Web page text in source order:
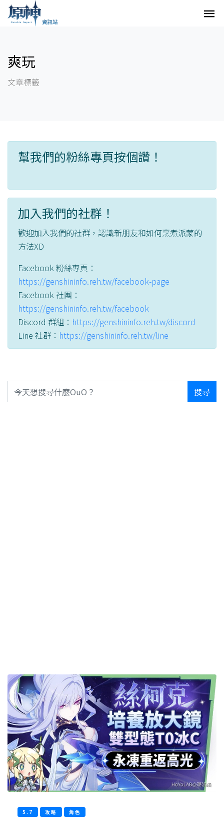
爽玩
文章標籤
幫我們的粉絲專頁按個讚！
加入我們的社群！
歡迎加入我們的社群，認識新朋友和如何烹煮派蒙的
方法XD
Facebook 粉絲專頁：
https://genshininfo.reh.tw/facebook-page
Facebook 社團：
https://genshininfo.reh.tw/facebook
Discord 群組： https://genshininfo.reh.tw/discord
Line 社群： https://genshininfo.reh.tw/line
搜尋
5.7 攻略 角色